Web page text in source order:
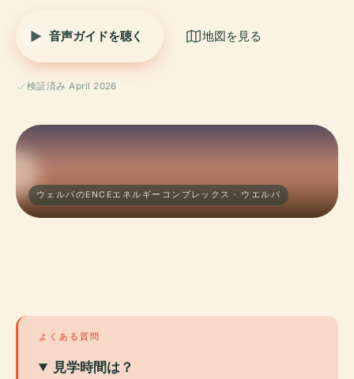
音声ガイドを聴く 地図を見る
検証済み April 2026
ウェルバのENCEエネルギーコンプレックス · ウエルバ
よくある質問
見学時間は？